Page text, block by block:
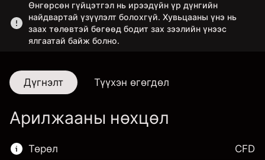
Өнгөрсөн гүйцэтгэл нь ирээдүйн үр дүнгийн
найдвартай үзүүлэлт болохгүй. Хувьцааны үнэ нь
заах төлөвтэй бөгөөд бодит зах зээлийн үнээс
ялгаатай байж болно.
Дүгнэлт Түүхэн өгөгдөл
Арилжааны нөхцөл
Төрөл CFD